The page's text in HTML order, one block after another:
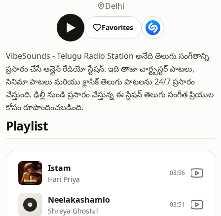
Delhi
Favorites
VibeSounds - Telugu Radio Station అనేది తెలుగు సంగీతాన్ని
ప్రసారం చేసే ఆన్లైన్ రేడియో స్టేషన్. ఇది తాజా చార్ట్బస్టర్ పాటలు,
సినిమా పాటలు మరియు క్లాసిక్ తెలుగు పాటలను 24/7 ప్రసారం
చేస్తుంది. ఢిల్లీ నుండి ప్రసారం చేస్తున్న ఈ స్టేషన్ తెలుగు సంగీత ప్రియుల
కోసం రూపొందించబడింది.
Playlist
Istam
Hari Priya
03:56
Neelakashamlo
Shreya Ghos㏊l
03:51